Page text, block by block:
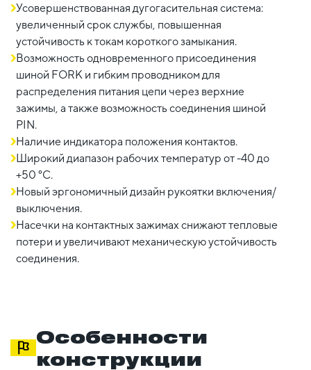
Усовершенствованная дугогасительная система:
увеличенный срок службы, повышенная
устойчивость к токам короткого замыкания.
Возможность одновременного присоединения
шиной FORK и гибким проводником для
распределения питания цепи через верхние
зажимы, а также возможность соединения шиной
PIN.
Наличие индикатора положения контактов.
Широкий диапазон рабочих температур от -40 до
+50 °С.
Новый эргономичный дизайн рукоятки включения/
выключения.
Насечки на контактных зажимах снижают тепловые
потери и увеличивают механическую устойчивость
соединения.
Особенности
конструкции